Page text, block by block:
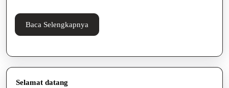
Baca Selengkapnya
Selengkapnya
Selamat datang